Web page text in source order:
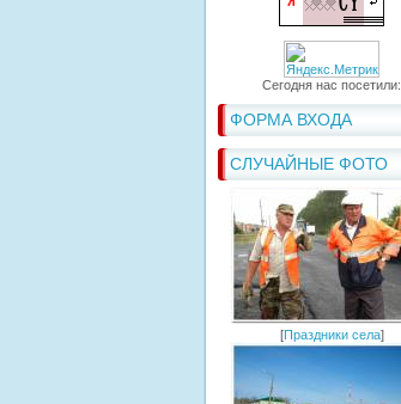
Сегодня нас посетили:
ФОРМА ВХОДА
СЛУЧАЙНЫЕ ФОТО
[Праздники села]